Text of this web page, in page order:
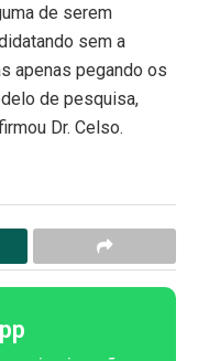
de serem
sem a
apenas pegando os
de pesquisa,
Dr. Celso.